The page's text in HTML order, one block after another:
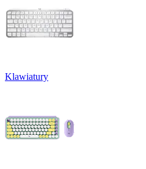
Klawiatury